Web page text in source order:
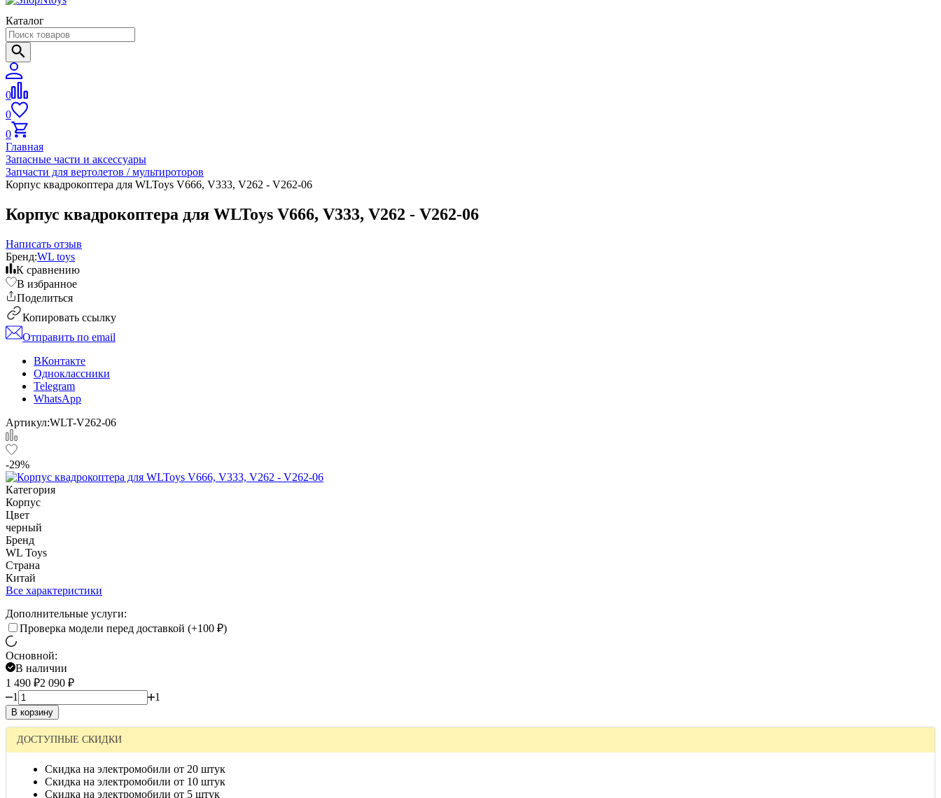
Каталог
0
0
0
Главная
Запасные части и аксессуары
Запчасти для вертолетов / мультироторов
Корпус квадрокоптера для WLToys V666, V333, V262 - V262-06
Корпус квадрокоптера для WLToys V666, V333, V262 - V262-06
Написать отзыв
Бренд:WL toys
К сравнению
В избранное
Поделиться
Копировать ссылку
Отправить по email
ВКонтакте
Одноклассники
Telegram
WhatsApp
Артикул:WLT-V262-06
-29%
Категория
Корпус
Цвет
черный
Бренд
WL Toys
Страна
Китай
Все характеристики
Дополнительные услуги:
Проверка модели перед доставкой (+100 ₽)
Основной:
В наличии
1 490 ₽2 090 ₽
1
1
В корзину
ДОСТУПНЫЕ СКИДКИ
Скидка на электромобили от 20 штук
Скидка на электромобили от 10 штук
Скидка на электромобили от 5 штук